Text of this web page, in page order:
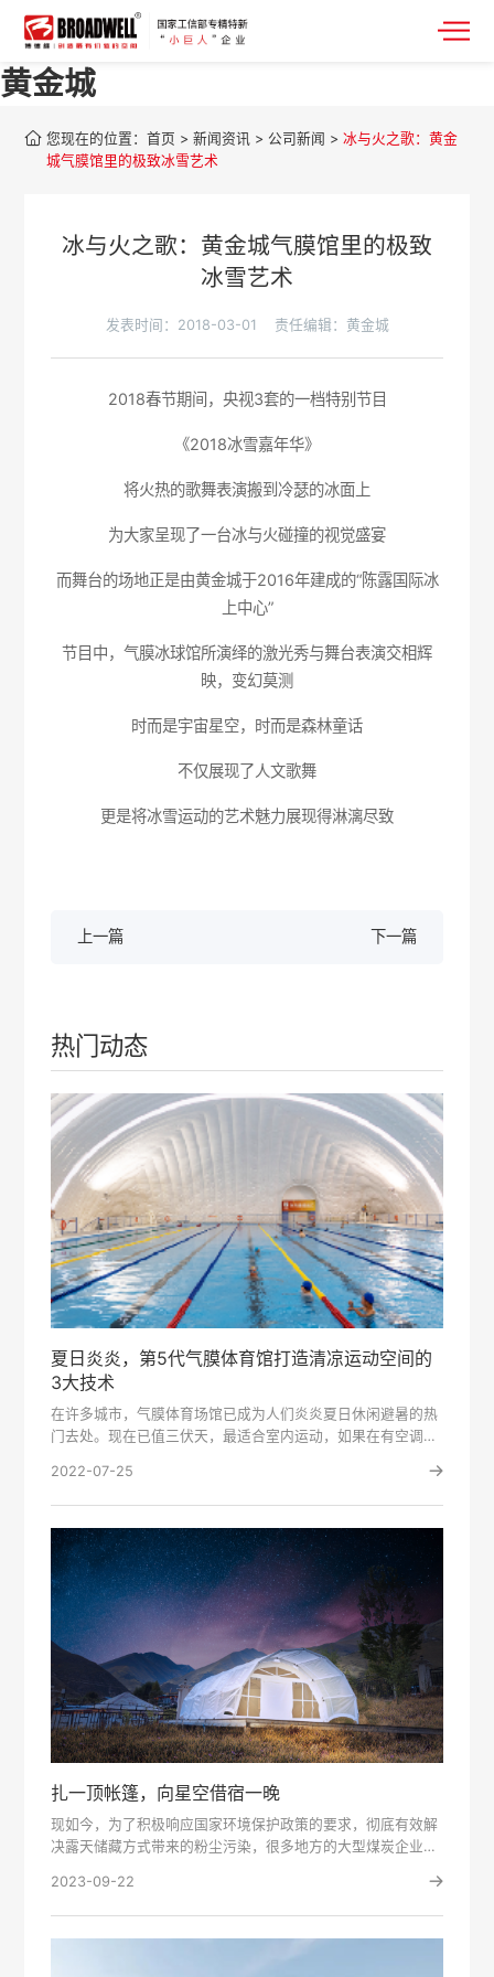
黄金城
您现在的位置：首页 >新闻资讯 > 公司新闻 >冰与火之歌：黄金
城气膜馆里的极致冰雪艺术
冰与火之歌：黄金城气膜馆里的极致
冰雪艺术
发表时间：2018-03-01 责任编辑：黄金城
2018春节期间，央视3套的一档特别节目
《2018冰雪嘉年华》
将火热的歌舞表演搬到冷瑟的冰面上
为大家呈现了一台冰与火碰撞的视觉盛宴
而舞台的场地正是由黄金城于2016年建成的“陈露国际冰
上中心”
节目中，气膜冰球馆所演绎的激光秀与舞台表演交相辉
映，变幻莫测
时而是宇宙星空，时而是森林童话
不仅展现了人文歌舞
更是将冰雪运动的艺术魅力展现得淋漓尽致
上一篇 下一篇
热门动态
夏日炎炎，第5代气膜体育馆打造清凉运动空间的
3大技术
在许多城市，气膜体育场馆已成为人们炎炎夏日休闲避暑的热
门去处。现在已值三伏天，最适合室内运动，如果在有空调的
2022-07-25
扎一顶帐篷，向星空借宿一晚
现如今，为了积极响应国家环境保护政策的要求，彻底有效解
决露天储藏方式带来的粉尘污染，很多地方的大型煤炭企业均
2023-09-22